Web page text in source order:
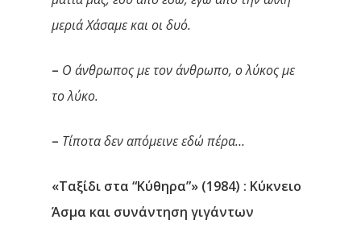
μεριά Χάσαμε και οι δυό.
– Ο άνθρωπος με τον άνθρωπο, ο λύκος με
το λύκο.
– Τίποτα δεν απόμεινε εδώ πέρα…
«Ταξίδι στα “Κύθηρα”» (1984) : Κύκνειο
Άσμα και συνάντηση γιγάντων